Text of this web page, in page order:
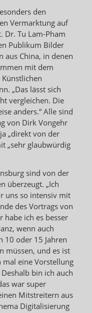
den
Vermarktung auf
Dr. Tu Lam-Pham
Publikum Bilder
aus China, in denen
mit dem
„Das lässt sich
vergleichen. Die
anders.“ Alle sind
von Dirk Vongehr
„direkt von der
„sehr glaubwürdig
sind von der
überzeugt. „Ich
uns so intensiv mit
des Vortrags von
habe ich es besser
wenn auch
10 oder 15 Jahren
müssen, und es ist
eine Vorstellung
bin ich auch
war super
Mitstreitern aus
Digitalisierung